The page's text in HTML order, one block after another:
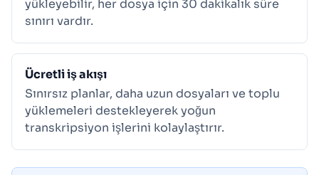
yükleyebilir, her dosya için 30 dakikalık süre
sınırı vardır.
Ücretli iş akışı
Sınırsız planlar, daha uzun dosyaları ve toplu
yüklemeleri destekleyerek yoğun
transkripsiyon işlerini kolaylaştırır.